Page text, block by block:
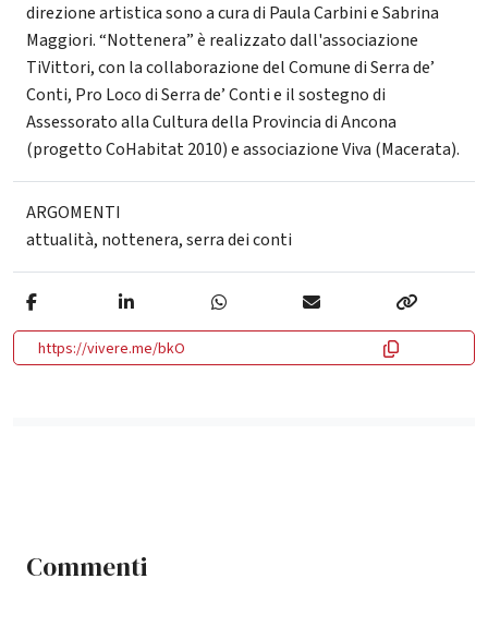
direzione artistica sono a cura di Paula Carbini e Sabrina
Maggiori. “Nottenera” è realizzato dall'associazione
TiVittori, con la collaborazione del Comune di Serra de’
Conti, Pro Loco di Serra de’ Conti e il sostegno di
Assessorato alla Cultura della Provincia di Ancona
(progetto CoHabitat 2010) e associazione Viva (Macerata).
ARGOMENTI
attualità, nottenera,serra dei conti
https://vivere.me/bkO
Commenti